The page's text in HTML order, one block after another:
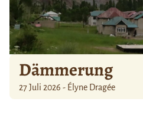
Dämmerung
27 Juli 2026 - Élyne Dragée